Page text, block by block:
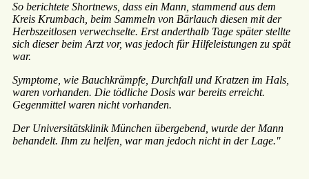
So berichtete Shortnews, dass ein Mann, stammend aus dem
Kreis Krumbach, beim Sammeln von Bärlauch diesen mit der
Herbszeitlosen verwechselte. Erst anderthalb Tage später stellte
sich dieser beim Arzt vor, was jedoch für Hilfeleistungen zu spät
war.
Symptome, wie Bauchkrämpfe, Durchfall und Kratzen im Hals,
waren vorhanden. Die tödliche Dosis war bereits erreicht.
Gegenmittel waren nicht vorhanden.
Der Universitätsklinik München übergebend, wurde der Mann
behandelt. Ihm zu helfen, war man jedoch nicht in der Lage."